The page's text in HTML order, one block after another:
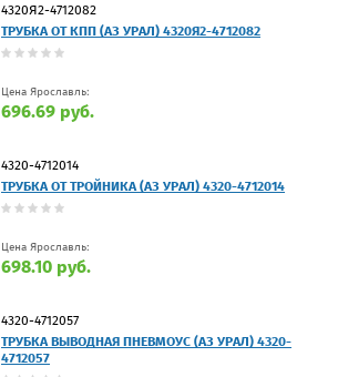
4320Я2-4712082
ТРУБКА ОТ КПП (АЗ УРАЛ) 4320Я2-4712082
Цена Ярославль:
696.69 руб.
4320-4712014
ТРУБКА ОТ ТРОЙНИКА (АЗ УРАЛ) 4320-4712014
Цена Ярославль:
698.10 руб.
4320-4712057
ТРУБКА ВЫВОДНАЯ ПНЕВМОУС (АЗ УРАЛ) 4320-
4712057